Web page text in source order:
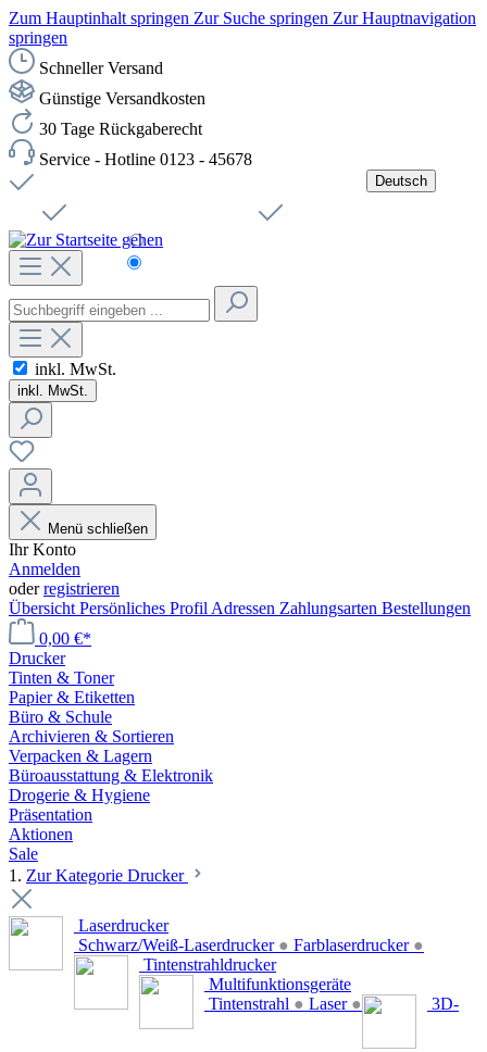
Zum Hauptinhalt springen Zur Suche springen Zur Hauptnavigation
springen
Schneller Versand
Günstige Versandkosten
30 Tage Rückgaberecht
Service - Hotline 0123 - 45678
Deutsch
Čeština
inkl. MwSt.
inkl. MwSt.
Menü schließen
Ihr Konto
Anmelden
oderregistrieren
Übersicht Persönliches Profil Adressen Zahlungsarten Bestellungen
0,00 €*
Drucker
Tinten & Toner
Papier & Etiketten
Büro & Schule
Archivieren & Sortieren
Verpacken & Lagern
Büroausstattung & Elektronik
Drogerie & Hygiene
Präsentation
Aktionen
Sale
1. Zur Kategorie Drucker
Laserdrucker
Schwarz/Weiß-Laserdrucker ● Farblaserdrucker ●
Tintenstrahldrucker
Multifunktionsgeräte
Tintenstrahl ● Laser ● 3D-